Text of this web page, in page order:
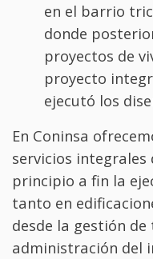
en el barrio
donde
proyectos de
proyecto
ejecutó los
En Coninsa
servicios integrales
principio a fin la
tanto en
desde la gestión
administración del